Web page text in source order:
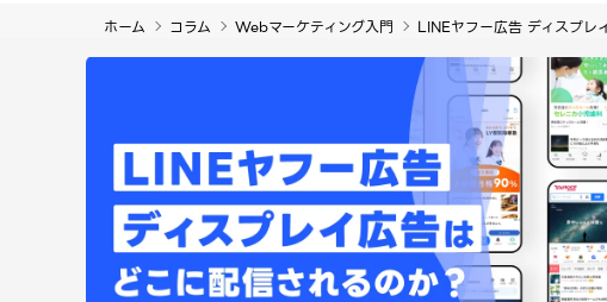
ホーム コラム Webマーケティング入門 LINEヤフー広告 ディスプレ